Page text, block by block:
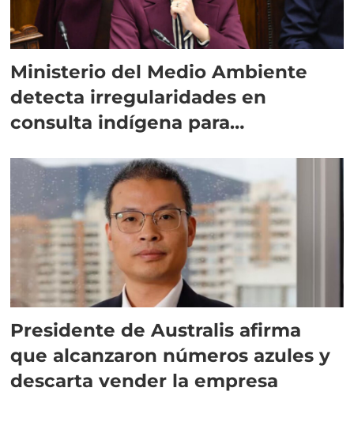
Ministerio del Medio Ambiente
detecta irregularidades en
consulta indígena para
Presidente de Australis afirma
que alcanzaron números azules y
descarta vender la empresa